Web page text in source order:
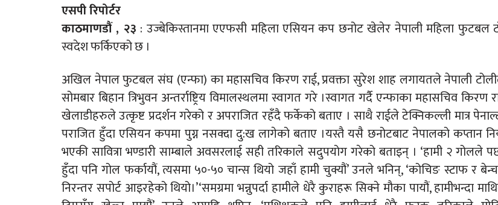
एसपी रिपोर्टर
काठमाणडौं , २३ : उज्बेकिस्तानमा एएफसी महिला एसियन कप छनोट खेलेर नेपाली महिला फुटबल
स्वदेश फर्किएको छ ।
अखिल नेपाल फुटबल संघ (एन्फा) का महासचिव किरण राई, प्रवक्ता सुरेश शाह लगायतले नेपाली
सोमबार बिहान त्रिभुवन अन्तर्राष्ट्रिय विमालस्थलमा स्वागत गरे ।स्वागत गर्दै एन्फाका महासचिव किरण
खेलाडीहरुले उत्कृष्ट प्रदर्शन गरेको र अपराजित रहँदै फर्केको बताए । साथै राईले टेक्निकल्ली मात्र
पराजित हुँदा एसियन कपमा पुग्न नसक्दा दु:ख लागेको बताए ।यस्तै यसै छनोटबाट नेपालको कप्तान
भएकी सावित्रा भण्डारी साम्बाले अवसरलाई सही तरिकाले सदुपयोग गरेको बताइन् । ‘हामी २ गोलले
हुँदा पनि गोल फर्कायौं, त्यसमा ५०-५० चान्स थियो जहाँ हामी चुक्यौं’ उनले भनिन्, ‘कोचिङ स्टाफ र
निरन्तर सपोर्ट आइरहेको थियो।’‘समग्रमा भन्नुपर्दा हामीले धेरै कुराहरू सिक्ने मौका पायौं, हामीभन्दा